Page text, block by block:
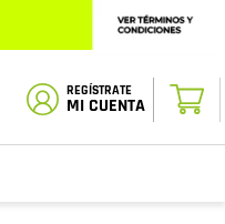
MI CUENTA